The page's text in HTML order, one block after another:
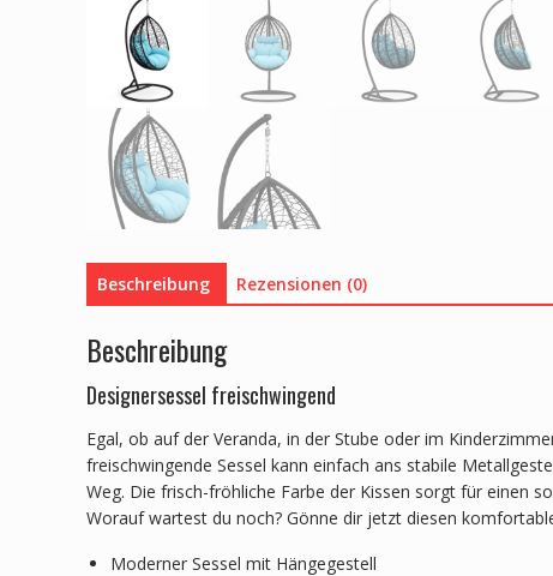
Beschreibung Rezensionen (0)
Beschreibung
Designersessel freischwingend
Egal, ob auf der Veranda, in der Stube oder im
freischwingende Sessel kann einfach ans stabile
Weg. Die frisch-fröhliche Farbe der Kissen sorgt für einen
Worauf wartest du noch? Gönne dir jetzt diesen
Moderner Sessel mit Hängegestell